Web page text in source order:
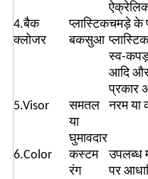
ऐक्रेलिक
4.बैक
क्लोजर
प्लास्टिक
बकसुआ
चमड़े के
स्व-
आदि
प्रकार
5.Visor
समतल
या
घुमावदार
नरम या
6.Color
कस्टम
रंग
उपलब्ध
पर